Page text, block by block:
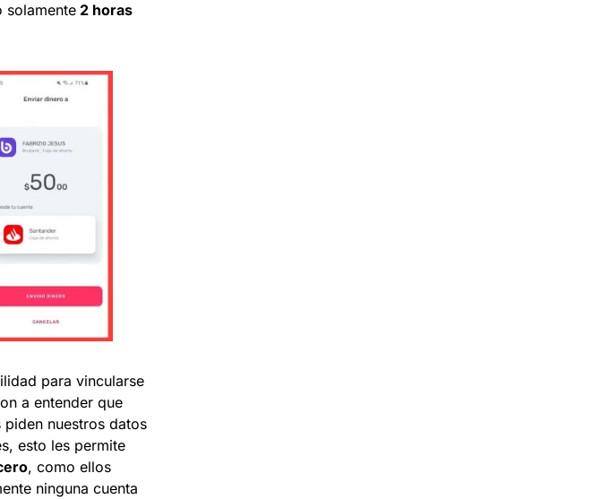
2 horas
para vincularse
a entender que
nuestros datos
esto les permite
, como ellos
ninguna cuenta